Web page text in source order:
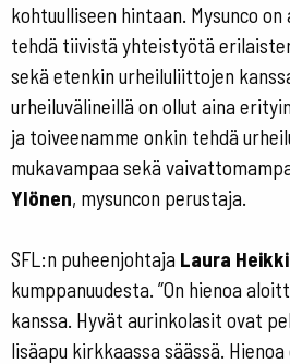
kohtuulliseen hintaan. Mysunco
tehdä tiivistä yhteistyötä
sekä etenkin urheiluliittojen
urheiluvälineillä on ollut aina
ja toiveenamme onkin tehdä
mukavampaa sekä
Ylönen, mysuncon perustaja.
SFL:n puheenjohtaja Laura
kumppanuudesta. ”On hienoa
kanssa. Hyvät aurinkolasit ovat
lisäapu kirkkaassa säässä.